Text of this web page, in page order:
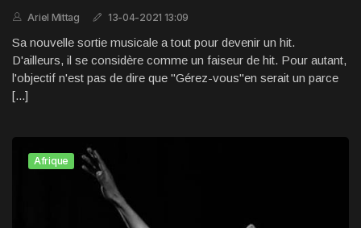
Ariel Mittag 13-04-2021 13:09
Sa nouvelle sortie musicale a tout pour devenir un hit.
D'ailleurs, il se considère comme un faiseur de hit. Pour autant,
l'objectif n'est pas de dire que "Gérez-vous"en serait un parce
[...]
Afrique